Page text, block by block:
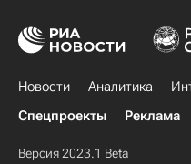
Новости Аналитика
Спецпроекты
Реклама
Версия 2023.1 Beta